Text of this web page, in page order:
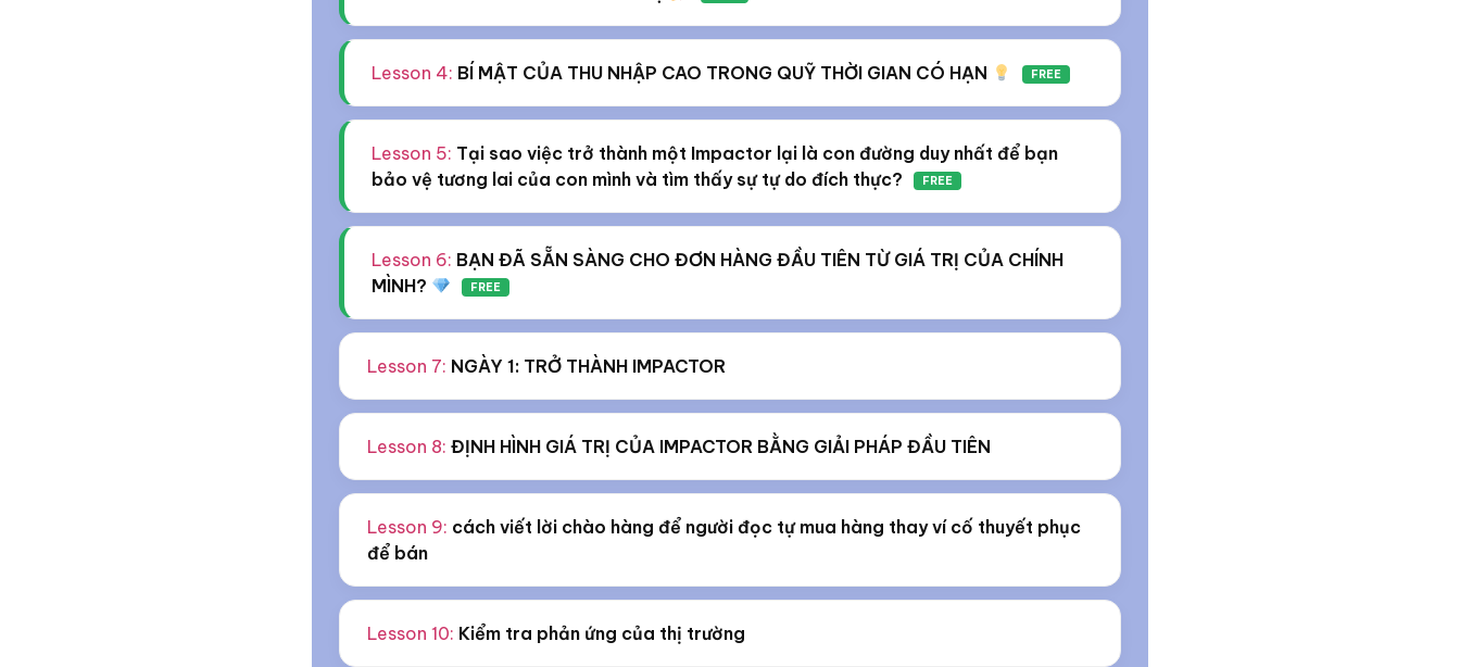
Lesson 4: BÍ MẬT CỦA THU NHẬP CAO TRONG QUỸ THỜI GIAN CÓ HẠN FREE
Lesson 5: Tại sao việc trở thành một Impactor lại là con đường duy nhất để bạn
bảo vệ tương lai của con mình và tìm thấy sự tự do đích thực?
FREE
Lesson 6: BẠN ĐÃ SẴN SÀNG CHO ĐƠN HÀNG ĐẦU TIÊN TỪ GIÁ TRỊ CỦA CHÍNH
MÌNH?
FREE
Lesson 7: NGÀY 1: TRỞ THÀNH IMPACTOR
Lesson 8: ĐỊNH HÌNH GIÁ TRỊ CỦA IMPACTOR BẰNG GIẢI PHÁP ĐẦU TIÊN
Lesson 9: cách viết lời chào hàng để người đọc tự mua hàng thay ví cố thuyết phục
để bán
Lesson 10: Kiểm tra phản ứng của thị trường